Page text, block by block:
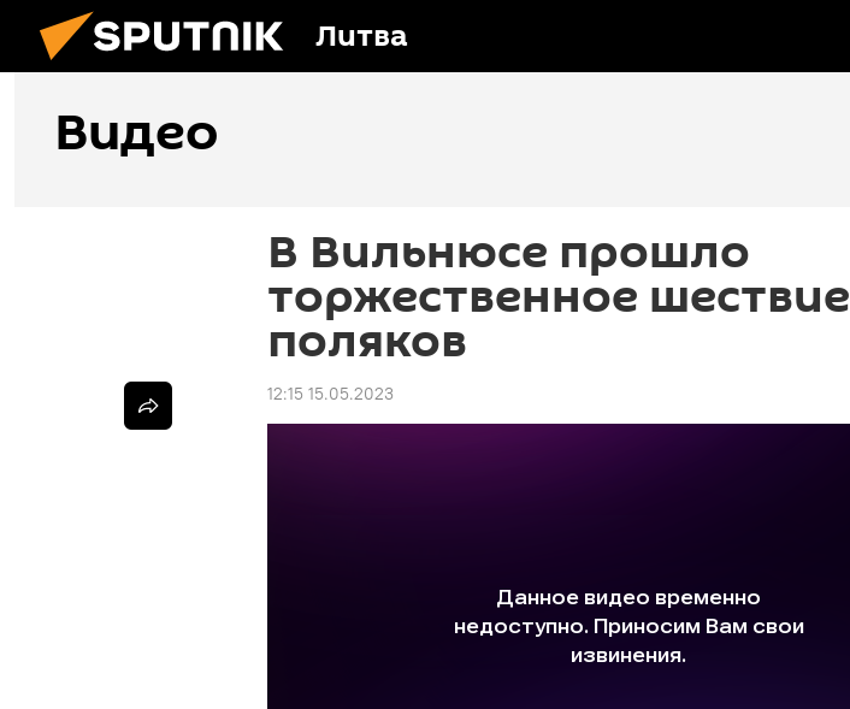
Литва
Видео
В Вильнюсе прошло
торжественное шествие
поляков
12:15 15.05.2023